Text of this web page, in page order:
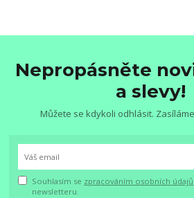
Nepropásněte
a slevy!
Můžete se kdykoli odhlásit.
Souhlasím se zpracováním osobních údajů
newsletteru.